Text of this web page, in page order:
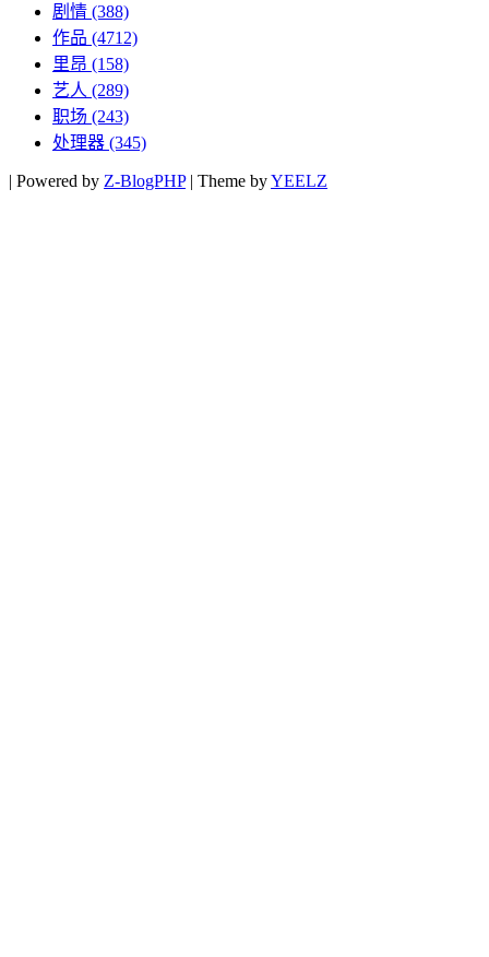
剧情 (388)
作品 (4712)
里昂 (158)
艺人 (289)
职场 (243)
处理器 (345)
| Powered by Z-BlogPHP | Theme byYEELZ